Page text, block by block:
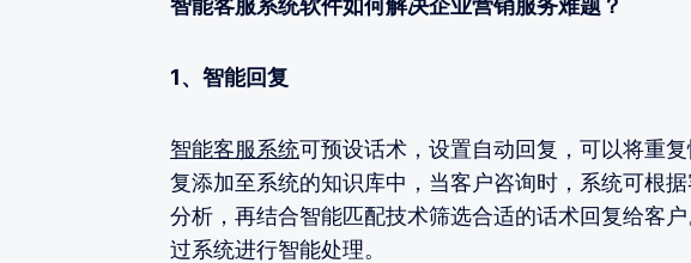
1、智能回复
智能客服系统可预设话术，设置自动回复，可以将重
复添加至系统的知识库中，当客户咨询时，系统可根
分析，再结合智能匹配技术筛选合适的话术回复给客
过系统进行智能处理。